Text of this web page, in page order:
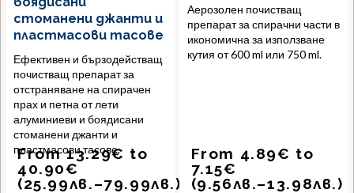
стоманени джанти и
пластмасови тасове
Ефективен и бързодействащ
почистващ препарат за
отстраняване на спирачен
прах и петна от лети
алуминиеви и боядисани
стоманени джанти и
пластмасови тасове.
From13.29€ to
40.90€
(25.99лв.–79.99лв.)
Аерозолен почистващ
препарат за спирачни части в
икономична за използване
кутия от 600 ml или 750 ml.
From 4.89€ to
7.15€
(9.56лв.–13.98лв.)